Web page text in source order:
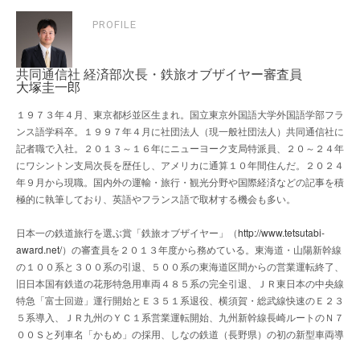
PROFILE
共同通信社 経済部次長・鉄旅オブザイヤー審査員
大塚圭一郎
１９７３年４月、東京都杉並区生まれ。国立東京外国語大学外国語学部フラ
ンス語学科卒。１９９７年４月に社団法人（現一般社団法人）共同通信社に
記者職で入社。２０１３～１６年にニューヨーク支局特派員、２０～２４年
にワシントン支局次長を歴任し、アメリカに通算１０年間住んだ。２０２４
年９月から現職。国内外の運輸・旅行・観光分野や国際経済などの記事を積
極的に執筆しており、英語やフランス語で取材する機会も多い。
日本一の鉄道旅行を選ぶ賞「鉄旅オブザイヤー」（http://www.tetsutabi-
award.net/）の審査員を２０１３年度から務めている。東海道・山陽新幹線
の１００系と３００系の引退、５００系の東海道区間からの営業運転終了、
旧日本国有鉄道の花形特急用車両４８５系の完全引退、ＪＲ東日本の中央線
特急「富士回遊」運行開始とＥ３５１系退役、横須賀・総武線快速のＥ２３
５系導入、ＪＲ九州のＹＣ１系営業運転開始、九州新幹線長崎ルートのＮ７
００Ｓと列車名「かもめ」の採用、しなの鉄道（長野県）の初の新型車両導